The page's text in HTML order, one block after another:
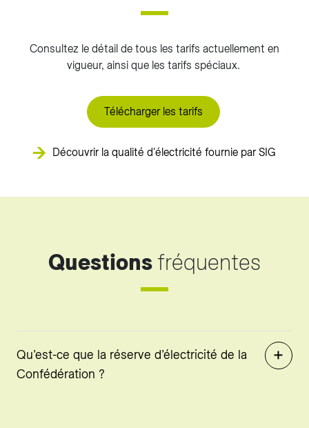
Consultez le détail de tous les tarifs actuellement en
vigueur, ainsi que les tarifs spéciaux.
Télécharger les tarifs
Découvrir la qualité d'électricité fournie par SIG
Questions fréquentes
Qu’est-ce que la réserve d’électricité de la
Confédération ?